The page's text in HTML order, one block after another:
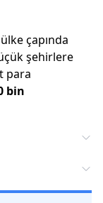
çapında
şehirlere
para
bin